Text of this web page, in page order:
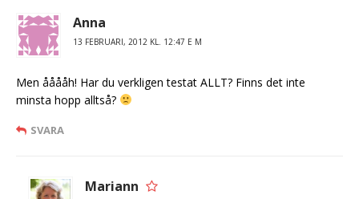
Anna
13 FEBRUARI, 2012 KL. 12:47 E M
Men ååååh! Har du verkligen testat ALLT? Finns det inte
minsta hopp alltså?
SVARA
Mariann